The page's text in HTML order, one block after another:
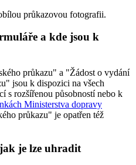
průkazovou fotografii.
a kde jsou k
průkazu" a "Žádost o vydání
jsou k dispozici na všech
s rozšířenou působností nebo k
Ministerstva dopravy
průkazu" je opatřen též
je lze uhradit